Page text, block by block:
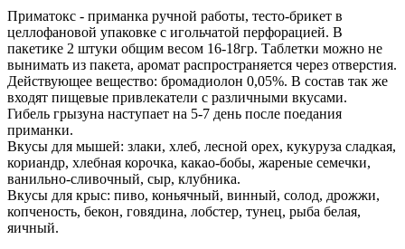
Приматокс - приманка ручной работы, тесто-брикет в
целлофановой упаковке с игольчатой перфорацией. В
пакетике 2 штуки общим весом 16-18гр. Таблетки можно не
вынимать из пакета, аромат распространяется через отверстия.
Действующее вещество: бромадиолон 0,05%. В состав так же
входят пищевые привлекатели с различными вкусами.
Гибель грызуна наступает на 5-7 день после поедания
приманки.
Вкусы для мышей: злаки, хлеб, лесной орех, кукуруза сладкая,
кориандр, хлебная корочка, какао-бобы, жареные семечки,
ванильно-сливочный, сыр, клубника.
Вкусы для крыс: пиво, коньячный, винный, солод, дрожжи,
копченость, бекон, говядина, лобстер, тунец, рыба белая,
яичный.